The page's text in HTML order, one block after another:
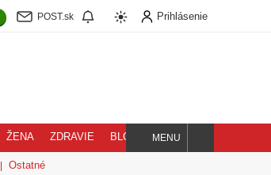
POST.sk Prihlásenie
ŽENA ZDRAVIE BLOG
Hľadaj
MENU
Ostatné